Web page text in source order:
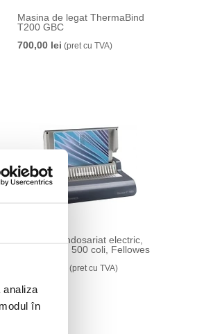
analiza
în
Masina de legat ThermaBind
T200 GBC
700,00 lei (pret cu TVA)
Aparat de indosariat electric,
Quasar, A4, 500 coli, Fellowes
(pret cu TVA)